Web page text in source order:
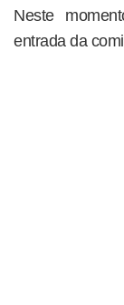
Neste
entrada da